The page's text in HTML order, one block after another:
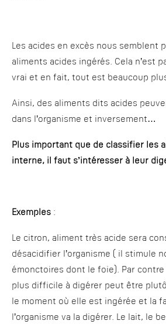
Les acides en excès nous semblent
aliments acides ingérés. Cela n’est
vrai et en fait, tout est beaucoup
Ainsi, des aliments dits acides
dans l’organisme et inversement…
Plus important que de classifier les
interne, il faut s’intéresser à leur
Exemples :
Le citron, aliment très acide sera
désacidifier l’organisme ( il stimule
émonctoires dont le foie). Par contre
plus difficile à digérer peut être
le moment où elle est ingérée et la
l’organisme va la digérer. Le lait, le